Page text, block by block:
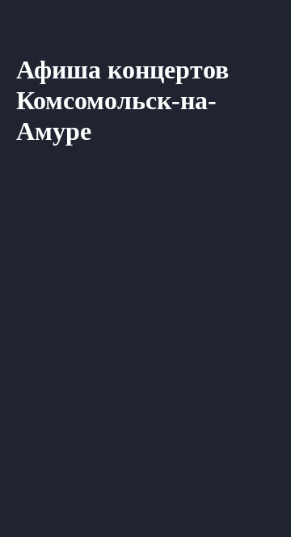
Афиша концертов
Комсомольск-на-
Амуре